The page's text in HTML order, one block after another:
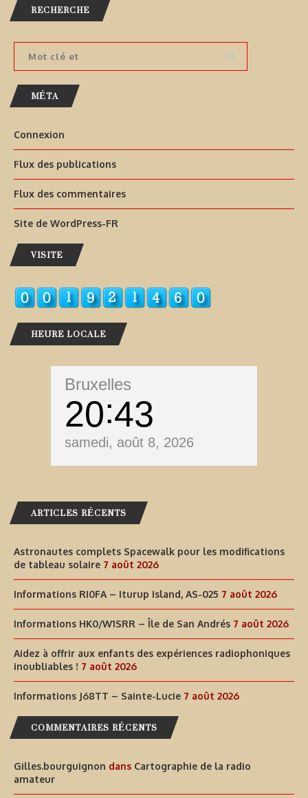
RECHERCHE
MÉTA
Connexion
Flux des publications
Flux des commentaires
Site de WordPress-FR
VISITE
HEURE LOCALE
Bruxelles
20 43
samedi, août 8, 2026
ARTICLES RÉCENTS
Astronautes complets Spacewalk pour les modifications
de tableau solaire 7 août 2026
Informations RI0FA – Iturup Island, AS-025 7 août 2026
Informations HK0/W1SRR – Île de San Andrés 7 août 2026
Aidez à offrir aux enfants des expériences radiophoniques
inoubliables ! 7 août 2026
Informations J68TT – Sainte-Lucie 7 août 2026
COMMENTAIRES RÉCENTS
Gilles.bourguignon dans Cartographie de la radio
amateur